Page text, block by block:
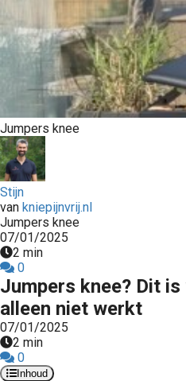
Jumpers knee
Stijn
van kniepijnvrij.nl
Jumpers knee
07/01/2025
2 min
0
Jumpers knee? Dit
alleen niet werkt
07/01/2025
2 min
0
Inhoud
niet
worden
om
te
over
van
op
gebruikt
te
de